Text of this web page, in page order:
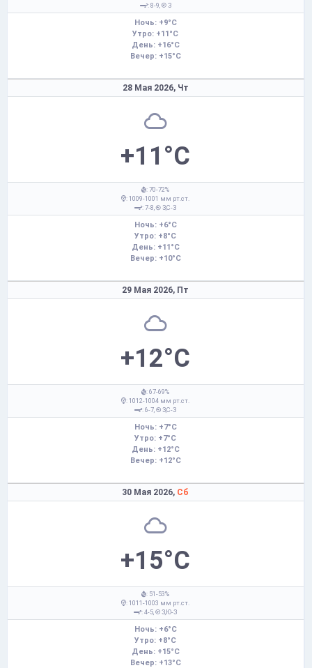
: 8-9,
З
Ночь: +9°C
Утро: +11°C
День: +16°C
Вечер: +15°C
28 Мая 2026, Чт
+11°C
: 70-72%
: 1009-1001 мм рт.ст.
: 7-8,
З,С-З
Ночь: +6°C
Утро: +8°C
День: +11°C
Вечер: +10°C
29 Мая 2026, Пт
+12°C
: 67-69%
: 1012-1004 мм рт.ст.
: 6-7,
З,С-З
Ночь: +7°C
Утро: +7°C
День: +12°C
Вечер: +12°C
30 Мая 2026, Сб
+15°C
: 51-53%
: 1011-1003 мм рт.ст.
: 4-5,
З,Ю-З
Ночь: +6°C
Утро: +8°C
День: +15°C
Вечер: +13°C